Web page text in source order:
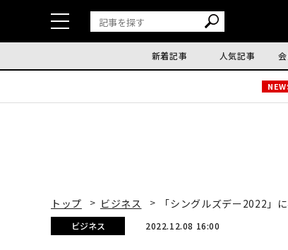
新着記事 人気記事
トップ ビジネス 「シングルズデー2022」
ビジネス 2022.12.08 16:00